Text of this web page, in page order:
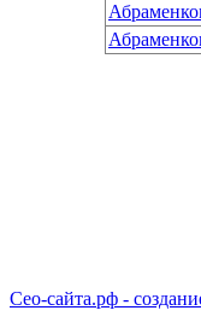
Сео-сайта.рф -